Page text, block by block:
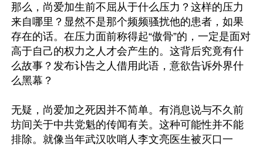
那么，尚爱加生前不屈从于什么压力？这样的压力
来自哪里？显然不是那个频频骚扰他的患者，如果
存在的话。在压力面前称得起“傲骨”的，一定是面对
高于自己的权力之人才会产生的。这背后究竟有什
么故事？发布讣告之人借用此语，意欲告诉外界什
么黑幕？
无疑，尚爱加之死因并不简单。有消息说与不久前
坊间关于中共党魁的传闻有关。这种可能性并不能
排除。就像当年武汉吹哨人李文亮医生被灭口一